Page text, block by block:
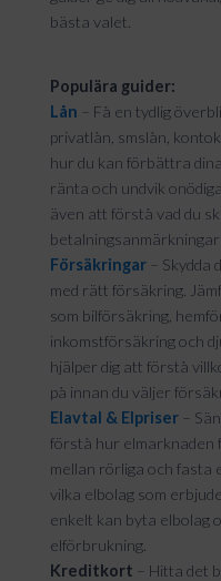
bästa valet.
Populära guider:
Lån – Få en tydlig
privatlån, smslån,
hur du kan förbättra
ränta och undvik
även att förstå vad du
Försäkringar– Skydda
med rätt försäkring.
som bilförsäkring,
inkomstförsäkring och
hjälper dig att förstå
på innan du väljer
Elavtal & Elpriser–
förstå hur elmarknaden
mellan rörliga och fasta
vilka elbolag som
enkelt kan byta elbolag
elförbrukning.
Kreditkort – Hitta det